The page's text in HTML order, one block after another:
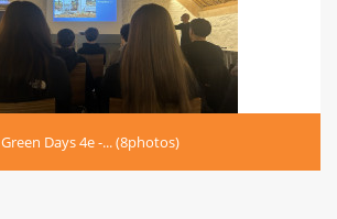
Green Days 4e -... (8photos)